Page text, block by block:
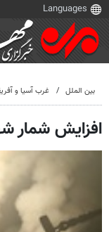
بین الملل غرب آسیا و
افزایش شمار